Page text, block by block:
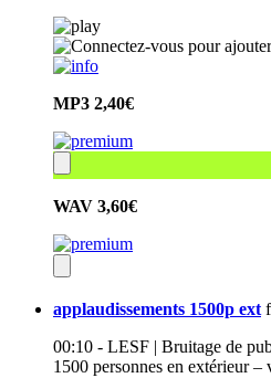
MP3 2,40€
WAV 3,60€
applaudissements 1500p ext
00:10 - LESF | Bruitage de
1500 personnes en extérieur